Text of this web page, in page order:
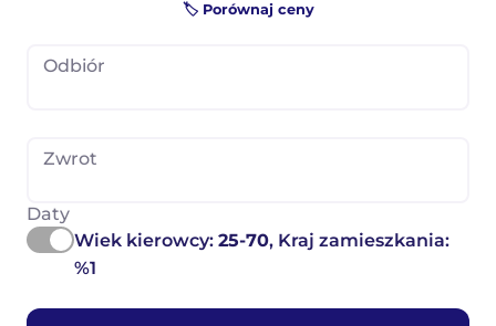
🏷️ Porównaj ceny
Odbiór
Zwrot
Daty
Wiek kierowcy:25-70, Kraj zamieszkania:
%1